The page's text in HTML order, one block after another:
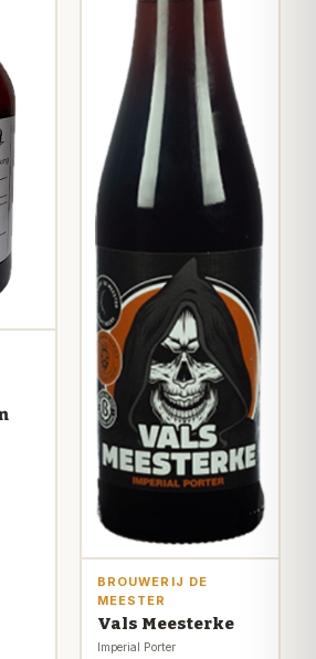
BROUWERIJ DE
MEESTER
Vals Meesterke
Imperial Porter